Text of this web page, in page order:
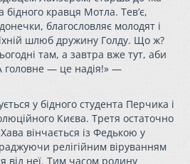
кравця Мотла. Тев’є,
благословляє молодят і
шлюб дружину Голду. Що ж?
там, а завтра вже тут, аби
— це надія!» —
у бідного студента Перчика і
Києва. Третя остаточно
вінчається із Федькою у
релігійним віруванням
від неї. Тим часом родину